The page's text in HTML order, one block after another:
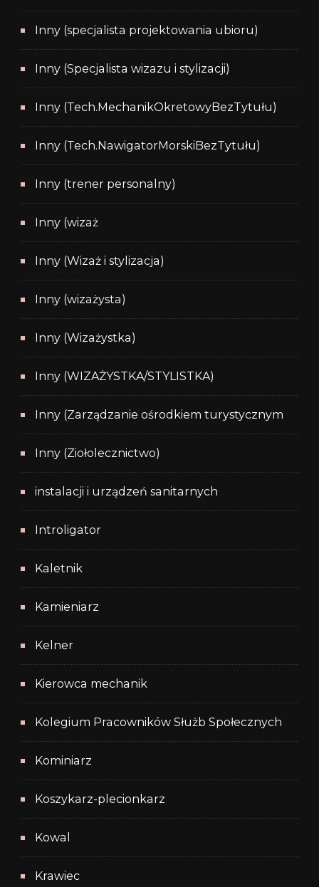
Inny (specjalista projektowania ubioru)
Inny (Specjalista wizazu i stylizacji)
Inny (Tech.MechanikOkretowyBezTytułu)
Inny (Tech.NawigatorMorskiBezTytułu)
Inny (trener personalny)
Inny (wizaż
Inny (Wizaż i stylizacja)
Inny (wizażysta)
Inny (Wizażystka)
Inny (WIZAŻYSTKA/STYLISTKA)
Inny (Zarządzanie ośrodkiem turystycznym
Inny (Ziołolecznictwo)
instalacji i urządzeń sanitarnych
Introligator
Kaletnik
Kamieniarz
Kelner
Kierowca mechanik
Kolegium Pracowników Służb Społecznych
Kominiarz
Koszykarz-plecionkarz
Kowal
Krawiec